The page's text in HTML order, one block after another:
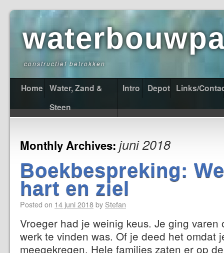
constructief betrokken
Home
Water, Zand &
Steen
Intro Depot Links/
Monthly Archives: juni 2018
Boekbespreking:
hart en ziel
Posted on 14 juni 2018by Stefan
Vroeger had je weinig keus. Je ging
werk te vinden was. Of je deed het omdat
meegekregen. Hele families zaten er op